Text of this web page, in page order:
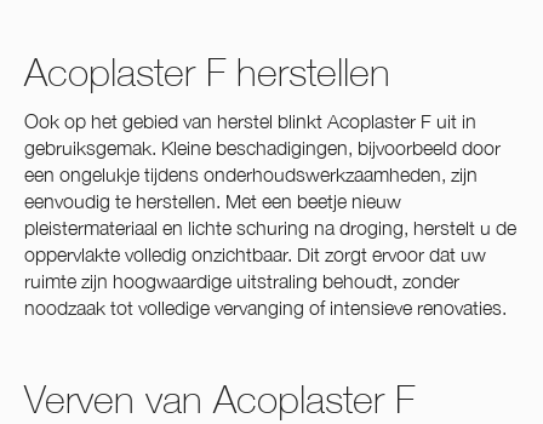
Acoplaster F herstellen
Ook op het gebied van herstel blinkt Acoplaster F uit in
gebruiksgemak. Kleine beschadigingen, bijvoorbeeld door
een ongelukje tijdens onderhoudswerkzaamheden, zijn
eenvoudig te herstellen. Met een beetje nieuw
pleistermateriaal en lichte schuring na droging, herstelt u de
oppervlakte volledig onzichtbaar. Dit zorgt ervoor dat uw
ruimte zijn hoogwaardige uitstraling behoudt, zonder
noodzaak tot volledige vervanging of intensieve renovaties.
Verven van Acoplaster F